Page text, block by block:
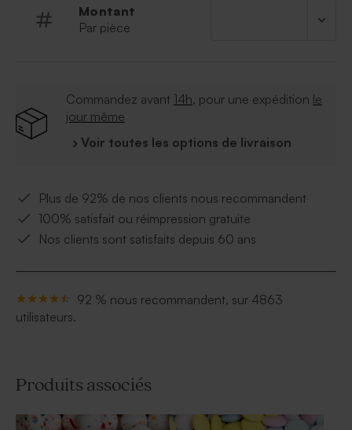
part naissance fille ou garçon ? Notre service client
sera ravi de pouvoir y répondre.
Montant
Par pièce
Commandez avant 14h, pour une expédition le
jour même
› Voir toutes les options de livraison
Plus de 92% de nos clients nous recommandent
100% satisfait ou réimpression gratuite
Nos clients sont satisfaits depuis 60 ans
92 % nous recommandent, sur 4863
utilisateurs.
Produits associés